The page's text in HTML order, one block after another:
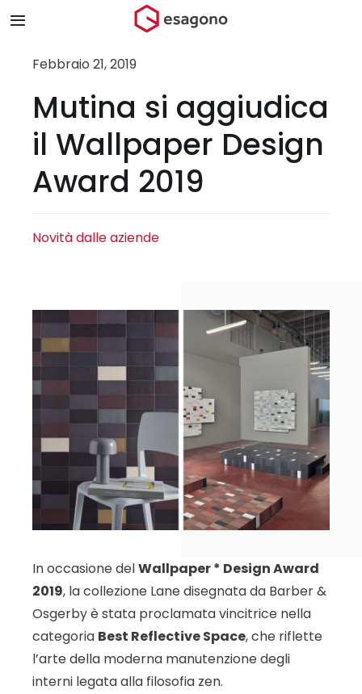
contenuto
Toggle
Navigation
Chi siamo
Prodotti & Brand
Contatti
Febbraio 21, 2019
Mutina si aggiudica
il Wallpaper Design
Award 2019
Novità dalle aziende
In occasione delWallpaper * Design Award
2019, la collezione Lane disegnata da Barber &
Osgerby è stata proclamata vincitrice nella
categoria Best Reflective Space, che riflette
l’arte della moderna manutenzione degli
interni legata alla filosofia zen.